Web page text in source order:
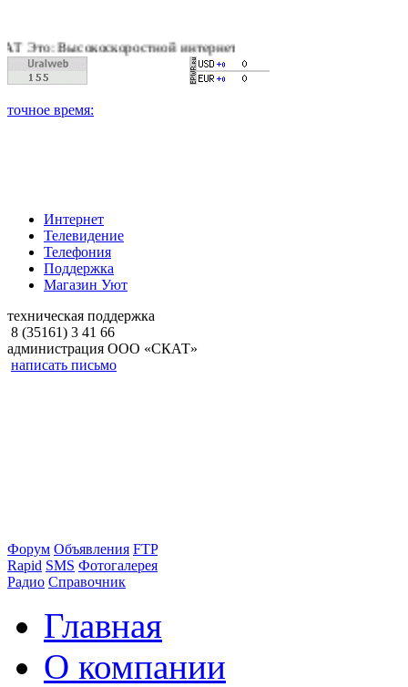
Высокоскоростной интернет, качественное цифровое и
Интернет
Телевидение
Телефония
Поддержка
Магазин Уют
техническая поддержка
8 (35161) 3 41 66
администрация ООО «СКАТ»
написать письмо
Форум Объявления FTP
Rapid SMS Фотогалерея
Радио Справочник
Главная
О компании